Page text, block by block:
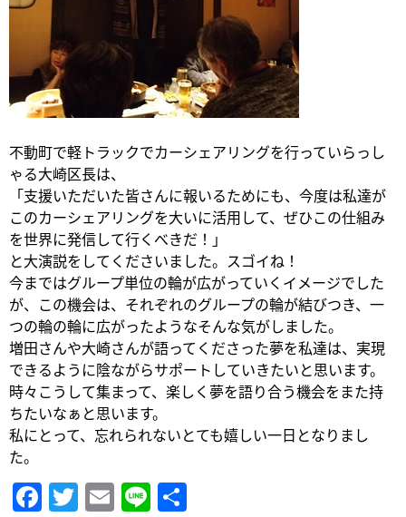
不動町で軽トラックでカーシェアリングを行っていらっし
ゃる大崎区長は、
「支援いただいた皆さんに報いるためにも、今度は私達が
このカーシェアリングを大いに活用して、ぜひこの仕組み
を世界に発信して行くべきだ！」
と大演説をしてくださいました。スゴイね！
今まではグループ単位の輪が広がっていくイメージでした
が、この機会は、それぞれのグループの輪が結びつき、一
つの輪の輪に広がったようなそんな気がしました。
増田さんや大崎さんが語ってくださった夢を私達は、実現
できるように陰ながらサポートしていきたいと思います。
時々こうして集まって、楽しく夢を語り合う機会をまた持
ちたいなぁと思います。
私にとって、忘れられないとても嬉しい一日となりまし
た。
Facebook
Twitter
Email
Line